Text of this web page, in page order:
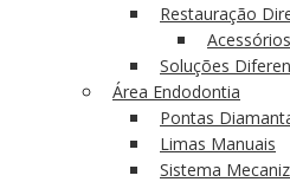
Restauração
Acessórios
Soluções
Área Endodontia
Pontas
Limas Manuais
Sistema